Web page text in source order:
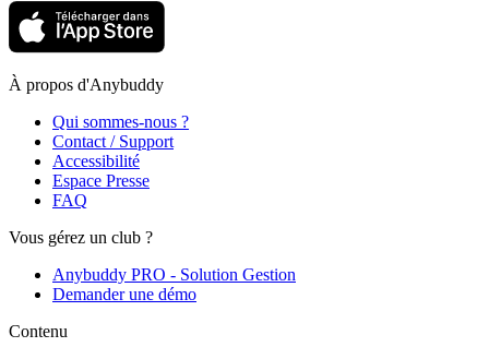
À propos d'Anybuddy
Qui sommes-nous ?
Contact / Support
Accessibilité
Espace Presse
FAQ
Vous gérez un club ?
Anybuddy PRO - Solution Gestion
Demander une démo
Contenu